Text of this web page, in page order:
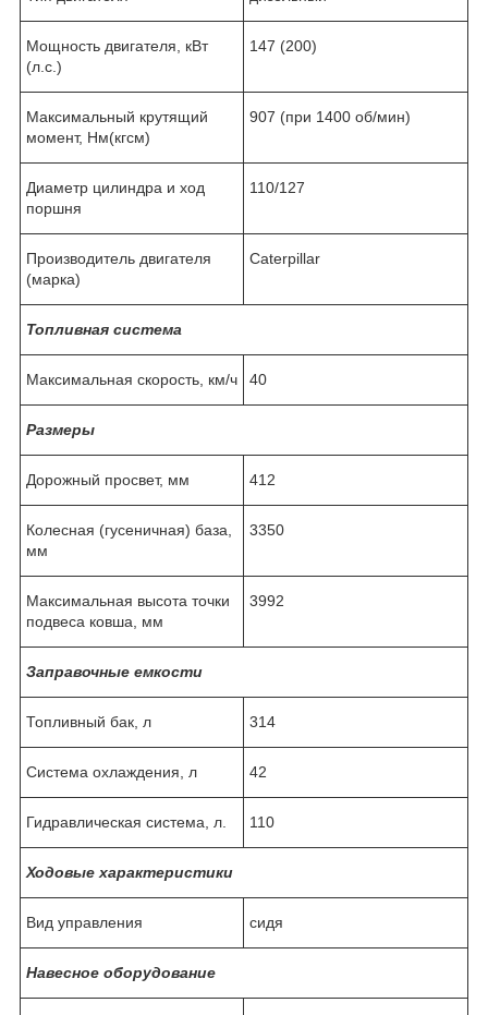
Мощность двигателя, кВт
(л.с.)
147 (200)
Максимальный крутящий
момент, Нм(кгсм)
907 (при 1400 об/мин)
Диаметр цилиндра и ход
поршня
110/127
Производитель двигателя
(марка)
Caterpillar
Топливная система
Максимальная скорость, км/ч 40
Размеры
Дорожный просвет, мм 412
Колесная (гусеничная) база,
мм
3350
Максимальная высота точки
подвеса ковша, мм
3992
Заправочные емкости
Топливный бак, л 314
Система охлаждения, л 42
Гидравлическая система, л. 110
Ходовые характеристики
Вид управления сидя
Навесное оборудование